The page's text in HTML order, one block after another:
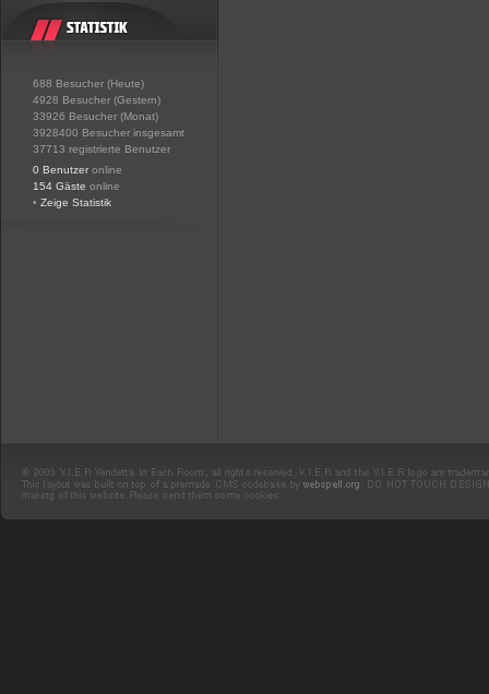
688 Besucher (Heute)
4928 Besucher (Gestern)
33926 Besucher (Monat)
3928400 Besucher insgesamt
37713 registrierte Benutzer
0 Benutzer online
154 Gäste online
• Zeige Statistik